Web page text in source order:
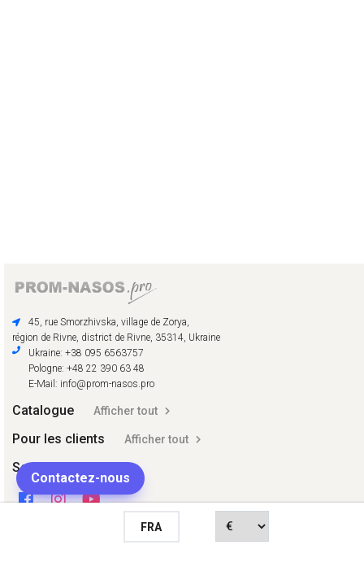
FRA
45, rue Smorzhivska, village de Zorya,
région de Rivne, district de Rivne, 35314, Ukraine
Ukraine: +38 095 6563757
Pologne: +48 22 390 63 48
E-Mail: info@prom-nasos.pro
Catalogue Afficher tout
Pour les clients Afficher tout
Social
Contactez-nous